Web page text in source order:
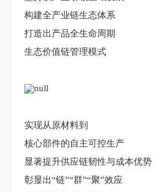
构建全产业链生态体系
打造出产品全生命周期
生态价值链管理模式
实现从原材料到
核心部件的自主可控生产
显著提升供应链韧性与成本优势
彰显出“链”“群”“聚”效应